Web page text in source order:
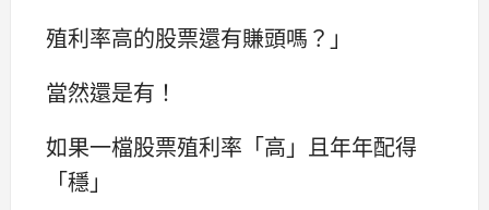
殖利率高的股票還有賺頭嗎？」
當然還是有！
如果一檔股票殖利率「高」且年年配得
「穩」